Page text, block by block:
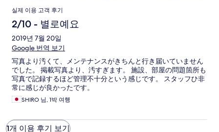
이
용
후
기
실제 이용 고객 후기
2/10 - 별로예요
2019년 7월 20일
Google 번역 보기
写真より汚くて、メンテナンスがきちんと行き届いていません
でした。 掲載写真より、汚すぎます。 施設、部屋の問題箇所も
写真で記録するほど管理不十分という感じです。 スタッフひ非
常に感じが良かったです。
SHIRO 님, 1박 여행
1개 이용 후기 보기